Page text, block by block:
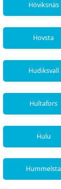
Höviksnäs
Hovsta
Hudiksvall
Hultafors
Hulu
Hummelsta